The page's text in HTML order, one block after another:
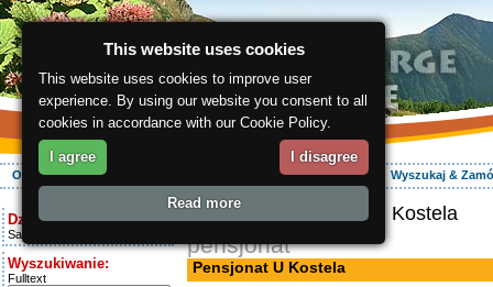
O regionie Aktywnie Zakwaterowanie Wyszukaj &
Dziś jest:
Saturday 8.08.2026
Wyszukiwanie:
Fulltext
ergis.cz > Pensjonat U Kostela
pensjonat
Pensjonat U Kostela
This website uses cookies
This website uses cookies to improve user
experience. By using our website you consent to all
cookies in accordance with our Cookie Policy.
I agree I disagree
Read more